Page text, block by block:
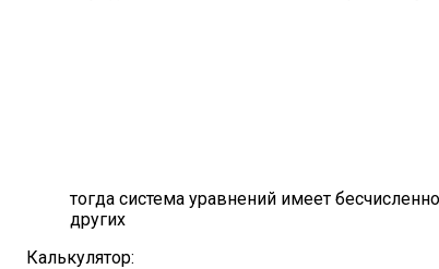
тогда система уравнений имеет
других
Калькулятор: